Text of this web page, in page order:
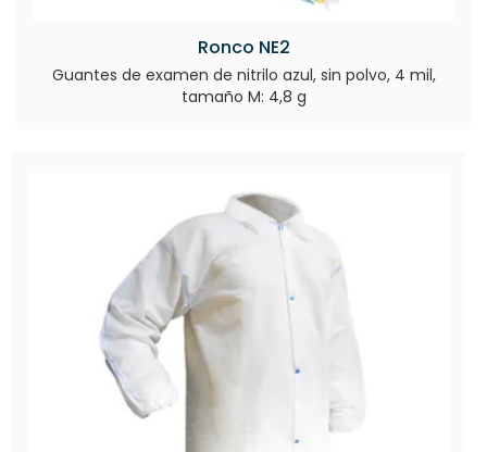
Ronco NE2
Guantes de examen de nitrilo azul, sin polvo, 4 mil,
tamaño M: 4,8 g